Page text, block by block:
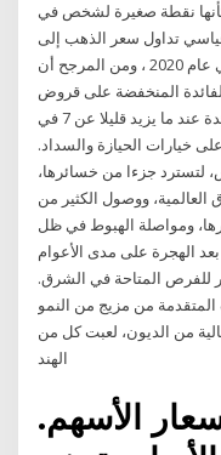
وكأنها نقطة صغيرة لشخص في
تداول سعر الذهب إلى
قمم سنوية جديدة خلال كل شهر حتى الآن في عام 2020 ، ومن المرجح أن
المنخفضة على قروض
الذهب ميزة إضافية حاليا، وتبدأ أسعار الفائدة عند ما يزيد قليلا عن 7 في
اعتمادا على خيارات الحيازة والسداد.
لتسترد جزءا من خسائرها،
ووصول الكثير من
ومواصلة الهبوط في ظل
موسم توزيعات الأرباح، والمنح 21‏‏/7‏‏/1441 بعد الهجرة على مدى الأعوام
للفرص المتاحة في الشرق.
من مزيج من النمو
من الديون، لعبت كل من
الهند
الأسهم.